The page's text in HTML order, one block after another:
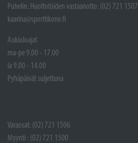
Puhelin: Huoltotöiden vastaanotto: (02) 721 1507
kaarina@sporttikone.fi
Aukioloajat
ma-pe 9.00 - 17.00
la 9.00 - 14.00
Pyhäpäivät suljettuna
Varaosat: (02) 721 1506
Myynti : (02) 721 1500